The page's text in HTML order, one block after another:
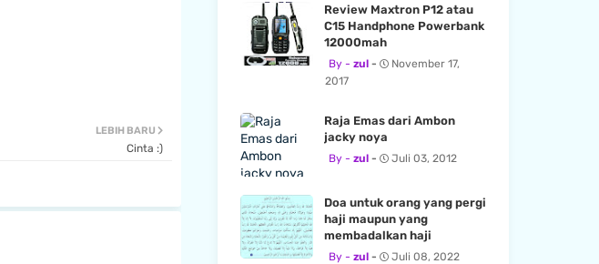
LEBIH BARU
Cinta :)
Review Maxtron P12 atau
C15 Handphone Powerbank
12000mah
zul
November 17,
2017
Raja Emas dari Ambon
jacky noya
zul Juli 03, 2012
Doa untuk orang yang pergi
haji maupun yang
membadalkan haji
zul Juli 08, 2022